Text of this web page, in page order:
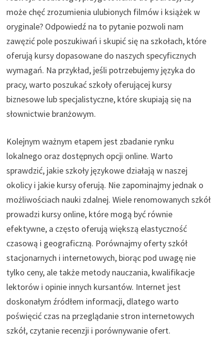
może chęć zrozumienia ulubionych filmów i książek w
oryginale? Odpowiedź na to pytanie pozwoli nam
zawęzić pole poszukiwań i skupić się na szkołach, które
oferują kursy dopasowane do naszych specyficznych
wymagań. Na przykład, jeśli potrzebujemy języka do
pracy, warto poszukać szkoły oferującej kursy
biznesowe lub specjalistyczne, które skupiają się na
słownictwie branżowym.
Kolejnym ważnym etapem jest zbadanie rynku
lokalnego oraz dostępnych opcji online. Warto
sprawdzić, jakie szkoły językowe działają w naszej
okolicy i jakie kursy oferują. Nie zapominajmy jednak o
możliwościach nauki zdalnej. Wiele renomowanych szkół
prowadzi kursy online, które mogą być równie
efektywne, a często oferują większą elastyczność
czasową i geograficzną. Porównajmy oferty szkół
stacjonarnych i internetowych, biorąc pod uwagę nie
tylko ceny, ale także metody nauczania, kwalifikacje
lektorów i opinie innych kursantów. Internet jest
doskonałym źródłem informacji, dlatego warto
poświęcić czas na przeglądanie stron internetowych
szkół, czytanie recenzji i porównywanie ofert.